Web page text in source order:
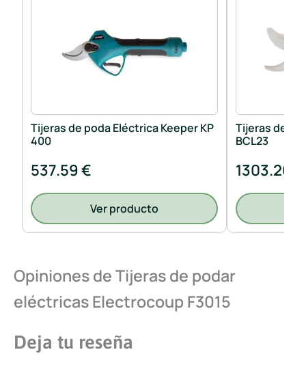
Tijeras de poda Eléctrica Keeper KP
400
537.59 €
Ver producto
Tijeras de
BCL23
1303.26 €
Opiniones de Tijeras de podar
eléctricas Electrocoup F3015
Deja tu reseña